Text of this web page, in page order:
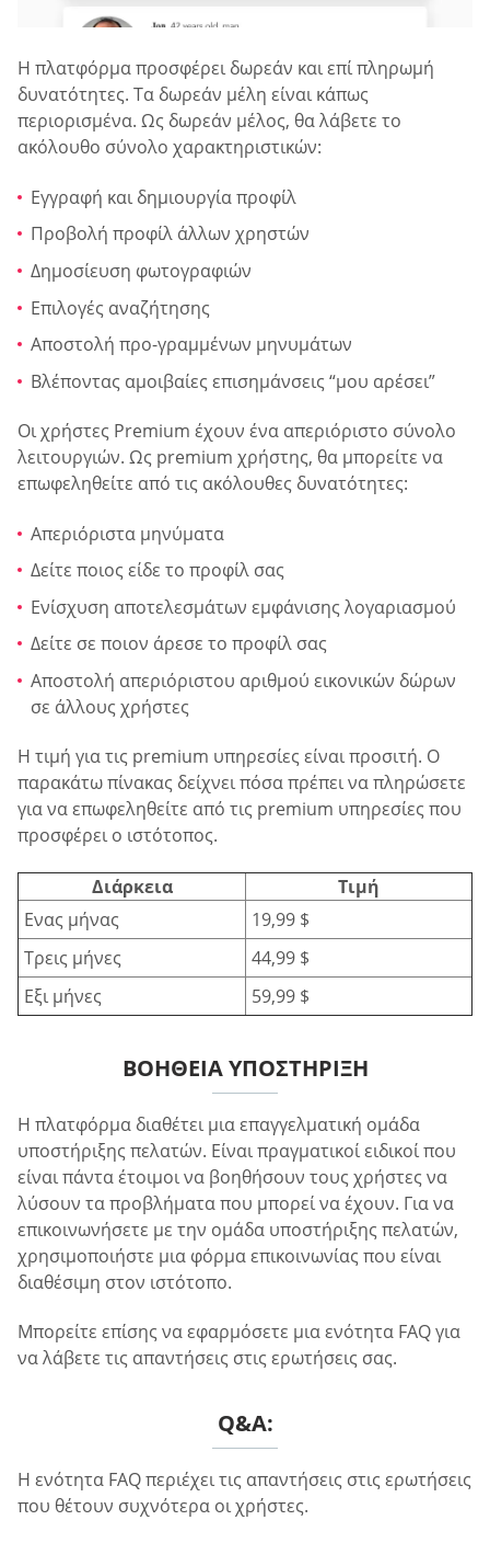
Η πλατφόρμα προσφέρει δωρεάν και επί πληρωμή
δυνατότητες. Τα δωρεάν μέλη είναι κάπως
περιορισμένα. Ως δωρεάν μέλος, θα λάβετε το
ακόλουθο σύνολο χαρακτηριστικών:
Εγγραφή και δημιουργία προφίλ
Προβολή προφίλ άλλων χρηστών
Δημοσίευση φωτογραφιών
Επιλογές αναζήτησης
Αποστολή προ-γραμμένων μηνυμάτων
Βλέποντας αμοιβαίες επισημάνσεις “μου αρέσει”
Οι χρήστες Premium έχουν ένα απεριόριστο σύνολο
λειτουργιών. Ως premium χρήστης, θα μπορείτε να
επωφεληθείτε από τις ακόλουθες δυνατότητες:
Απεριόριστα μηνύματα
Δείτε ποιος είδε το προφίλ σας
Ενίσχυση αποτελεσμάτων εμφάνισης λογαριασμού
Δείτε σε ποιον άρεσε το προφίλ σας
Αποστολή απεριόριστου αριθμού εικονικών δώρων
σε άλλους χρήστες
Η τιμή για τις premium υπηρεσίες είναι προσιτή. Ο
παρακάτω πίνακας δείχνει πόσα πρέπει να πληρώσετε
για να επωφεληθείτε από τις premium υπηρεσίες που
προσφέρει ο ιστότοπος.
Διάρκεια
Τιμή
Ενας μήνας
19,99 $
Τρεις μήνες
44,99 $
Εξι μήνες
59,99 $
ΒΟΉΘΕΙΑ ΥΠΟΣΤΉΡΙΞΗ
Η πλατφόρμα διαθέτει μια επαγγελματική ομάδα
υποστήριξης πελατών. Είναι πραγματικοί ειδικοί που
είναι πάντα έτοιμοι να βοηθήσουν τους χρήστες να
λύσουν τα προβλήματα που μπορεί να έχουν. Για να
επικοινωνήσετε με την ομάδα υποστήριξης πελατών,
χρησιμοποιήστε μια φόρμα επικοινωνίας που είναι
διαθέσιμη στον ιστότοπο.
Μπορείτε επίσης να εφαρμόσετε μια ενότητα FAQ για
να λάβετε τις απαντήσεις στις ερωτήσεις σας.
Q&A:
Η ενότητα FAQ περιέχει τις απαντήσεις στις ερωτήσεις
που θέτουν συχνότερα οι χρήστες.